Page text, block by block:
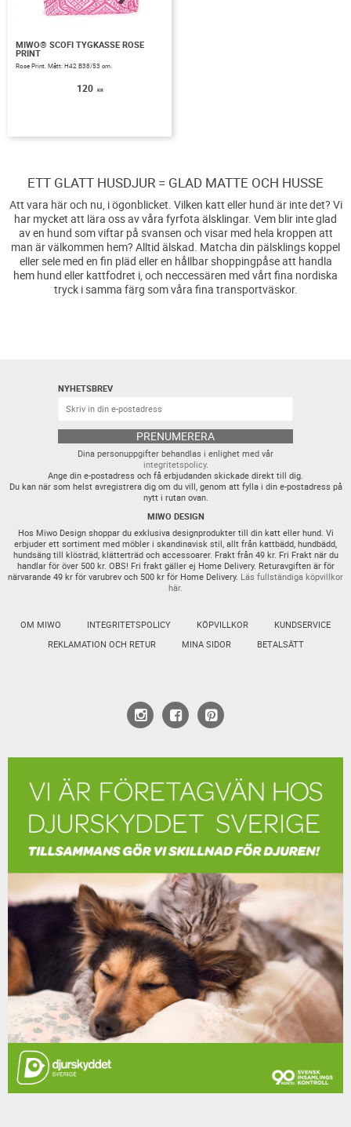
MIWO® SCOFI TYGKASSE ROSE
PRINT
Rose Print. Mått: H42 B38/53 cm.
120 KR
ETT GLATT HUSDJUR = GLAD MATTE OCH HUSSE
Att vara här och nu, i ögonblicket. Vilken katt eller hund är inte det? Vi
har mycket att lära oss av våra fyrfota älsklingar. Vem blir inte glad
av en hund som viftar på svansen och visar med hela kroppen att
man är välkommen hem? Alltid älskad. Matcha din pälsklings koppel
eller sele med en fin pläd eller en hållbar shoppingpåse att handla
hem hund eller kattfodret i, och neccessären med vårt fina nordiska
tryck i samma färg som våra fina transportväskor.
NYHETSBREV
PRENUMERERA
Dina personuppgifter behandlas i enlighet med vår
integritetspolicy.
Ange din e-postadress och få erbjudanden skickade direkt till dig.
Du kan när som helst avregistrera dig om du vill, genom att fylla i din e-postadress på
nytt i rutan ovan.
MIWO DESIGN
Hos Miwo Design shoppar du exklusiva designprodukter till din katt eller hund. Vi
erbjuder ett sortiment med möbler i skandinavisk stil, allt från kattbädd, hundbädd,
hundsäng till klösträd, klätterträd och accessoarer. Frakt från 49 kr. Fri Frakt när du
handlar för över 500 kr. OBS! Fri frakt gäller ej Home Delivery. Returavgiften är för
närvarande 49 kr för varubrev och 500 kr för Home Delivery. Läs fullständiga köpvillkor
här.
OM MIWO INTEGRITETSPOLICY KÖPVILLKOR
KUNDSERVICE
REKLAMATION OCH RETUR
MINA SIDOR BETALSÄTT